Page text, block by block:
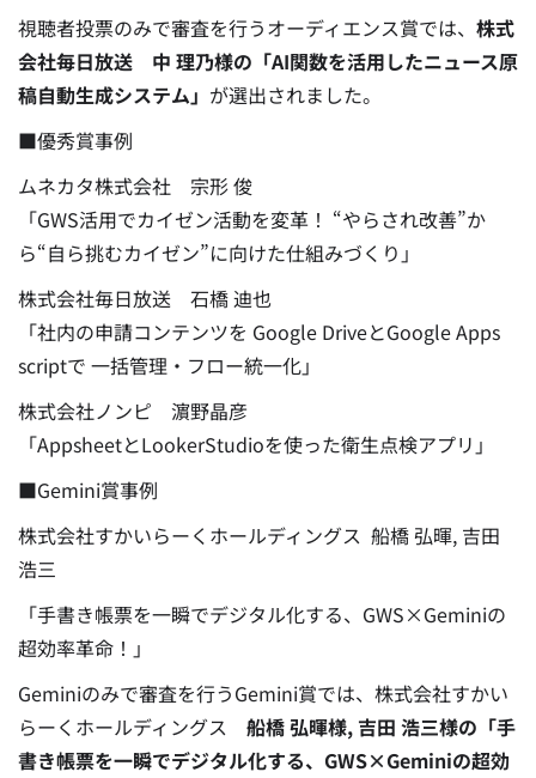
視聴者投票のみで審査を行うオーディエンス賞では、 株式
会社毎日放送 中 理乃様の「AI関数を活用したニュース原
稿自動生成システム」 が選出されました。
■優秀賞事例
ムネカタ株式会社 宗形 俊
「GWS活用でカイゼン活動を変革！ “やらされ改善”か
ら“自ら挑むカイゼン”に向けた仕組みづくり」
株式会社毎日放送 石橋 迪也
「社内の申請コンテンツを Google DriveとGoogle Apps
scriptで 一括管理・フロー統一化」
株式会社ノンピ 濵野晶彦
「AppsheetとLookerStudioを使った衛生点検アプリ」
■Gemini賞事例
株式会社すかいらーくホールディングス 船橋 弘暉, 吉田
浩三
「手書き帳票を一瞬でデジタル化する、GWS×Geminiの
超効率革命！」
Geminiのみで審査を行うGemini賞では、株式会社すかい
らーくホールディングス 船橋 弘暉様, 吉田 浩三様の「手
書き帳票を一瞬でデジタル化する、GWS×Geminiの超効